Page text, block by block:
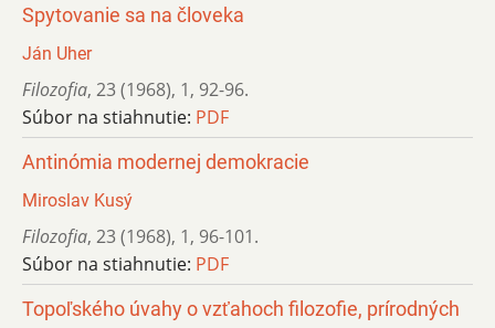
Spytovanie sa na človeka
Ján Uher
Filozofia, 23 (1968), 1, 92-96.
Súbor na stiahnutie: PDF
Antinómia modernej demokracie
Miroslav Kusý
Filozofia, 23 (1968), 1, 96-101.
Súbor na stiahnutie: PDF
Topoľského úvahy o vzťahoch filozofie, prírodných